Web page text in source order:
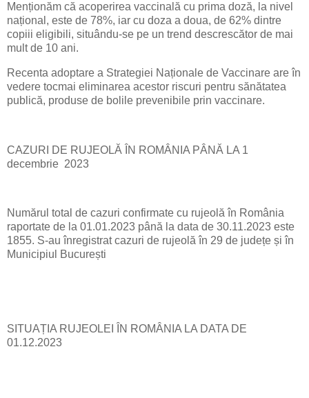
Menționăm că acoperirea vaccinală cu prima doză, la nivel
național, este de 78%, iar cu doza a doua, de 62% dintre
copiii eligibili, situându-se pe un trend descrescător de mai
mult de 10 ani.
Recenta adoptare a Strategiei Naționale de Vaccinare are în
vedere tocmai eliminarea acestor riscuri pentru sănătatea
publică, produse de bolile prevenibile prin vaccinare.
CAZURI DE RUJEOLĂ ÎN ROMÂNIA PÂNĂ LA 1
decembrie 2023
Numărul total de cazuri confirmate cu rujeolă în România
raportate de la 01.01.2023 până la data de 30.11.2023 este
1855. S-au înregistrat cazuri de rujeolă în 29 de județe și în
Municipiul București
SITUAȚIA RUJEOLEI ÎN ROMÂNIA LA DATA DE
01.12.2023